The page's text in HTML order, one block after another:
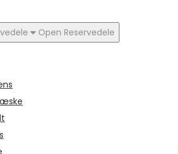
Open Reservedele